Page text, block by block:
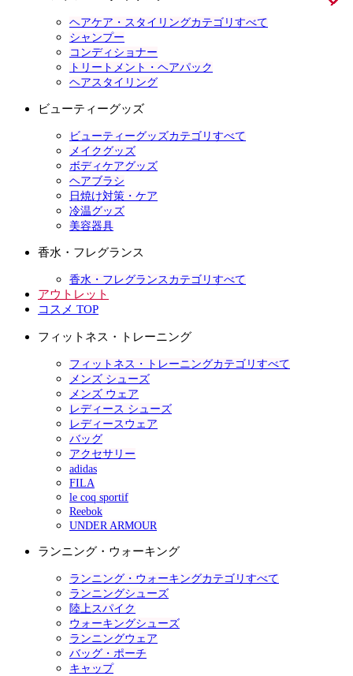
ヘアケア・スタイリングカテゴリすべて
シャンプー
コンディショナー
トリートメント・ヘアパック
ヘアスタイリング
ビューティーグッズ
ビューティーグッズカテゴリすべて
メイクグッズ
ボディケアグッズ
ヘアブラシ
日焼け対策・ケア
冷温グッズ
美容器具
香水・フレグランス
香水・フレグランスカテゴリすべて
アウトレット
コスメ TOP
フィットネス・トレーニング
フィットネス・トレーニングカテゴリすべて
メンズ シューズ
メンズ ウェア
レディース シューズ
レディースウェア
バッグ
アクセサリー
adidas
FILA
le coq sportif
Reebok
UNDER ARMOUR
ランニング・ウォーキング
ランニング・ウォーキングカテゴリすべて
ランニングシューズ
陸上スパイク
ウォーキングシューズ
ランニングウェア
バッグ・ポーチ
キャップ